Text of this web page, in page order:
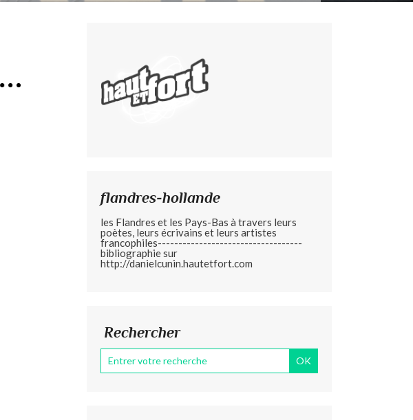
flandres-hollande
les Flandres et les Pays-Bas à travers leurs
poètes, leurs écrivains et leurs artistes
francophiles-----------------------------------
bibliographie sur
http://danielcunin.hautetfort.com
Rechercher